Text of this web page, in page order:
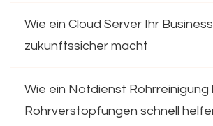
Wie ein Cloud Server Ihr
zukunftssicher macht
Wie ein Notdienst Rohrreinigung
Rohrverstopfungen schnell